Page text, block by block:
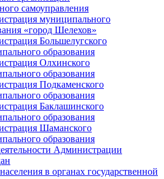
самоуправления
муниципального
«город Шелехов»
Большелугского
образования
Олхинского
образования
Подкаменского
образования
Баклашинского
образования
Шаманского
образования
Администрации
в органах государственной